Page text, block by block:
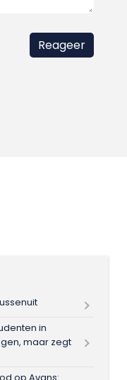
in
maar zegt
op Avans: